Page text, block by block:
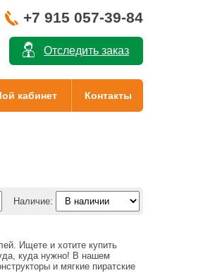
Отследить заказ
+7 915 057-39-84
кабинет Контакты
Наличие:
Ищете и хотите купить
куда нужно! В нашем
и мягкие пиратские